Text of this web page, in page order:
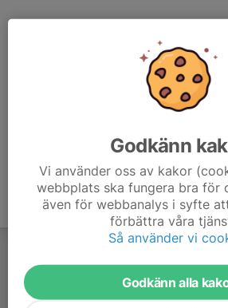
Godkänn
Vi använder oss av kakor
webbplats ska fungera bra för
även för webbanalys i syfte
förbättra våra
Så använder vi
Godkänn alla